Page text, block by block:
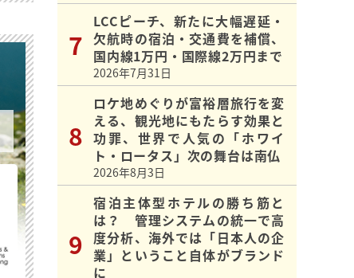
LCCピーチ、新たに大幅遅延・
欠航時の宿泊・交通費を補償、
国内線1万円・国際線2万円まで
2026年7月31日
ロケ地めぐりが富裕層旅行を変
える、観光地にもたらす効果と
功罪、世界で人気の「ホワイ
ト・ロータス」次の舞台は南仏
2026年8月3日
宿泊主体型ホテルの勝ち筋と
は？ 管理システムの統一で高
度分析、海外では「日本人の企
業」ということ自体がブランド
に